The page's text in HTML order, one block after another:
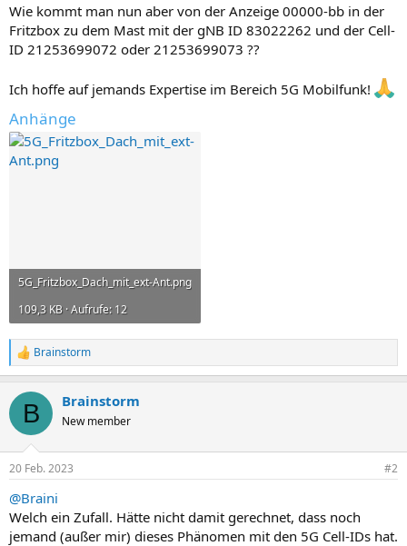
Wie kommt man nun aber von der Anzeige 00000-bb in der
Fritzbox zu dem Mast mit der gNB ID 83022262 und der Cell-
ID 21253699072 oder 21253699073 ??
Ich hoffe auf jemands Expertise im Bereich 5G Mobilfunk!
Anhänge
5G_Fritzbox_Dach_mit_ext-Ant.png
109,3 KB · Aufrufe: 12
R
e
k
i
e
:
Brainstorm
B Brainstorm
New member
20 Feb. 2023 #2
@Braini
Welch ein Zufall. Hätte nicht damit gerechnet, dass noch
jemand (außer mir) dieses Phänomen mit den 5G Cell-IDs hat.